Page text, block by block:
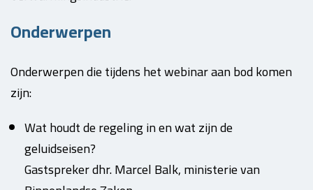
Onderwerpen
Onderwerpen die tijdens het webinar aan bod komen
zijn:
Wat houdt de regeling in en wat zijn de
geluidseisen?
Gastspreker dhr. Marcel Balk, ministerie van